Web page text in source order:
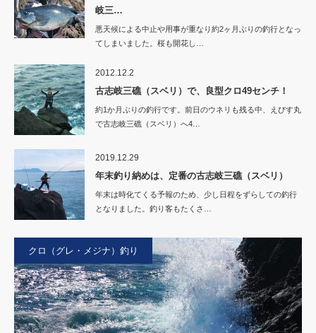
岐三…
悪天候による中止や用事が重なり約2ヶ月ぶりの釣行となっ
てしまいました。桜も開花し…
2012.12.2
古志岐三礁（スベリ）で、良型クロ49センチ！
約1か月ぶりの釣行です。前日のウネリも残る中、えびす丸
で古志岐三礁（スベリ）へ4…
2019.12.29
年末釣り納めは、定番の古志岐三礁（スベリ）
年末は時化てくる予報のため、少し日程をずらしての釣行
となりました。釣り客もたくさ…
クロ（グレ・メジナ）釣り